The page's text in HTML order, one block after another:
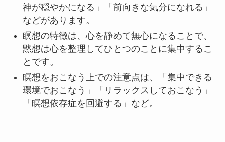
神が穏やかになる」「前向きな気分になれる」
などがあります。
瞑想の特徴は、心を静めて無心になることで、
黙想は心を整理してひとつのことに集中するこ
とです。
瞑想をおこなう上での注意点は、「集中できる
環境でおこなう」「リラックスしておこなう」
「瞑想依存症を回避する」など。